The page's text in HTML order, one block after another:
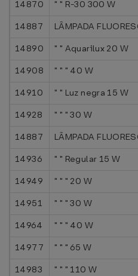
14870 " " R-30 300 W
14887
LÂMPADA
14890
" " Aquarilux 20 W
14908
" " " 40 W
14910
" " Luz negra 15 W
14928
" " " 30 W
14887
LÂMPADA
14936
" " Regular 15 W
14949
" " " 20 W
14951
" " " 30 W
14964
" " " 40 W
14977
" " " 65 W
14983
" " " 110 W